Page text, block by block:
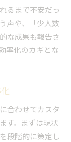
るまで不安だっ
声や、「少人数
な成果も報告さ
率化のカギとな
合わせてカスタ
す。まずは現状
段階的に策定し